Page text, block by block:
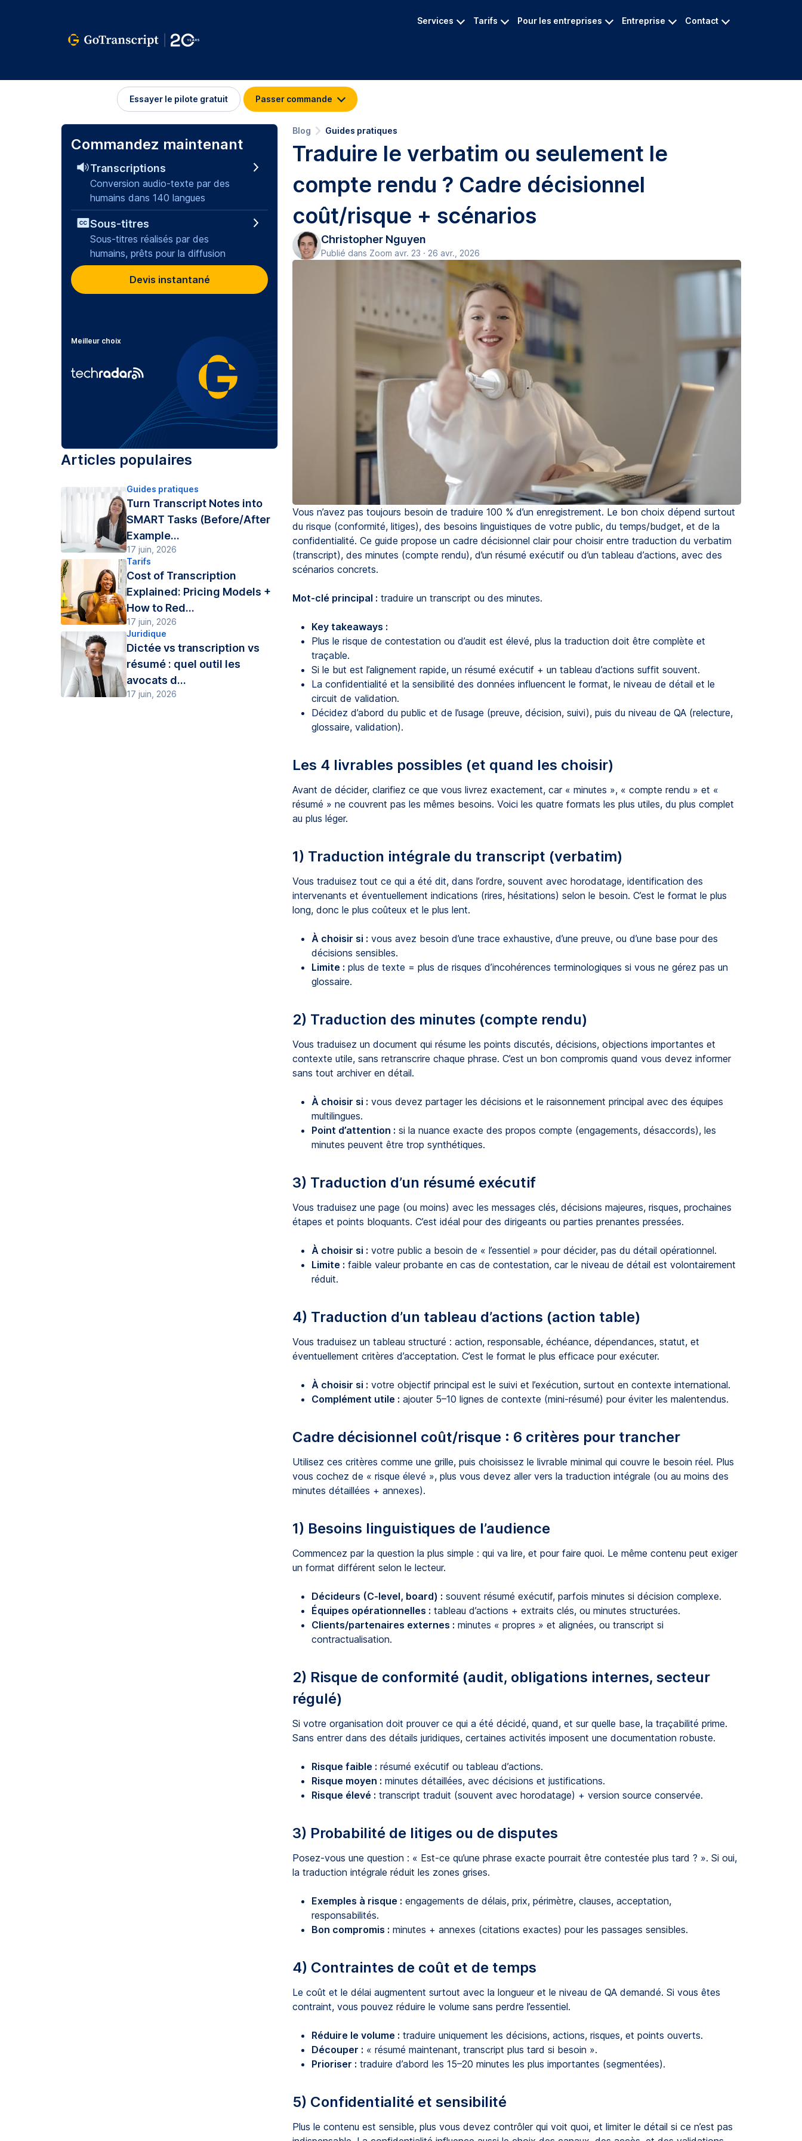
Services Tarifs Pour les entreprises Entreprise Contact
Essayer le pilote gratuit Passer commande
Blog Guides pratiques
Traduire le verbatim ou seulement le
compte rendu ? Cadre décisionnel
coût/risque + scénarios
Christopher Nguyen
Publié dans Zoom avr. 23 · 26 avr., 2026
Vous n’avez pas toujours besoin de traduire 100 % d’un enregistrement. Le bon choix dépend surtout
du risque (conformité, litiges), des besoins linguistiques de votre public, du temps/budget, et de la
confidentialité. Ce guide propose un cadre décisionnel clair pour choisir entre traduction du verbatim
(transcript), des minutes (compte rendu), d’un résumé exécutif ou d’un tableau d’actions, avec des
scénarios concrets.
Mot-clé principal : traduire un transcript ou des minutes.
Key takeaways :
Plus le risque de contestation ou d’audit est élevé, plus la traduction doit être complète et
traçable.
Si le but est l’alignement rapide, un résumé exécutif + un tableau d’actions suffit souvent.
La confidentialité et la sensibilité des données influencent le format, le niveau de détail et le
circuit de validation.
Décidez d’abord du public et de l’usage (preuve, décision, suivi), puis du niveau de QA (relecture,
glossaire, validation).
Les 4 livrables possibles (et quand les choisir)
Avant de décider, clarifiez ce que vous livrez exactement, car « minutes », « compte rendu » et «
résumé » ne couvrent pas les mêmes besoins. Voici les quatre formats les plus utiles, du plus complet
au plus léger.
1) Traduction intégrale du transcript (verbatim)
Vous traduisez tout ce qui a été dit, dans l’ordre, souvent avec horodatage, identification des
intervenants et éventuellement indications (rires, hésitations) selon le besoin. C’est le format le plus
long, donc le plus coûteux et le plus lent.
À choisir si : vous avez besoin d’une trace exhaustive, d’une preuve, ou d’une base pour des
décisions sensibles.
Limite : plus de texte = plus de risques d’incohérences terminologiques si vous ne gérez pas un
glossaire.
2) Traduction des minutes (compte rendu)
Vous traduisez un document qui résume les points discutés, décisions, objections importantes et
contexte utile, sans retranscrire chaque phrase. C’est un bon compromis quand vous devez informer
sans tout archiver en détail.
À choisir si : vous devez partager les décisions et le raisonnement principal avec des équipes
multilingues.
Point d’attention : si la nuance exacte des propos compte (engagements, désaccords), les
minutes peuvent être trop synthétiques.
3) Traduction d’un résumé exécutif
Vous traduisez une page (ou moins) avec les messages clés, décisions majeures, risques, prochaines
étapes et points bloquants. C’est idéal pour des dirigeants ou parties prenantes pressées.
À choisir si : votre public a besoin de « l’essentiel » pour décider, pas du détail opérationnel.
Limite : faible valeur probante en cas de contestation, car le niveau de détail est volontairement
réduit.
4) Traduction d’un tableau d’actions (action table)
Vous traduisez un tableau structuré : action, responsable, échéance, dépendances, statut, et
éventuellement critères d’acceptation. C’est le format le plus efficace pour exécuter.
À choisir si : votre objectif principal est le suivi et l’exécution, surtout en contexte international.
Complément utile : ajouter 5–10 lignes de contexte (mini-résumé) pour éviter les malentendus.
Cadre décisionnel coût/risque : 6 critères pour trancher
Utilisez ces critères comme une grille, puis choisissez le livrable minimal qui couvre le besoin réel. Plus
vous cochez de « risque élevé », plus vous devez aller vers la traduction intégrale (ou au moins des
minutes détaillées + annexes).
1) Besoins linguistiques de l’audience
Commencez par la question la plus simple : qui va lire, et pour faire quoi. Le même contenu peut exiger
un format différent selon le lecteur.
Décideurs (C-level, board) : souvent résumé exécutif, parfois minutes si décision complexe.
Équipes opérationnelles : tableau d’actions + extraits clés, ou minutes structurées.
Clients/partenaires externes : minutes « propres » et alignées, ou transcript si
contractualisation.
2) Risque de conformité (audit, obligations internes, secteur
régulé)
Si votre organisation doit prouver ce qui a été décidé, quand, et sur quelle base, la traçabilité prime.
Sans entrer dans des détails juridiques, certaines activités imposent une documentation robuste.
Risque faible : résumé exécutif ou tableau d’actions.
Risque moyen : minutes détaillées, avec décisions et justifications.
Risque élevé : transcript traduit (souvent avec horodatage) + version source conservée.
3) Probabilité de litiges ou de disputes
Posez-vous une question : « Est-ce qu’une phrase exacte pourrait être contestée plus tard ? ». Si oui,
la traduction intégrale réduit les zones grises.
Exemples à risque : engagements de délais, prix, périmètre, clauses, acceptation,
responsabilités.
Bon compromis : minutes + annexes (citations exactes) pour les passages sensibles.
4) Contraintes de coût et de temps
Le coût et le délai augmentent surtout avec la longueur et le niveau de QA demandé. Si vous êtes
contraint, vous pouvez réduire le volume sans perdre l’essentiel.
Réduire le volume : traduire uniquement les décisions, actions, risques, et points ouverts.
Découper : « résumé maintenant, transcript plus tard si besoin ».
Prioriser : traduire d’abord les 15–20 minutes les plus importantes (segmentées).
5) Confidentialité et sensibilité
Plus le contenu est sensible, plus vous devez contrôler qui voit quoi, et limiter le détail si ce n’est pas
Commandez maintenant
Transcriptions
Conversion audio-texte par des
humains dans 140 langues
Sous-titres
Sous-titres réalisés par des
humains, prêts pour la diffusion
Devis instantané
Meilleur choix
Articles populaires
Guides pratiques
Turn Transcript Notes into
SMART Tasks (Before/After
Example...
17 juin, 2026
Tarifs
Cost of Transcription
Explained: Pricing Models +
How to Red...
17 juin, 2026
Juridique
Dictée vs transcription vs
résumé : quel outil les
avocats d...
17 juin, 2026